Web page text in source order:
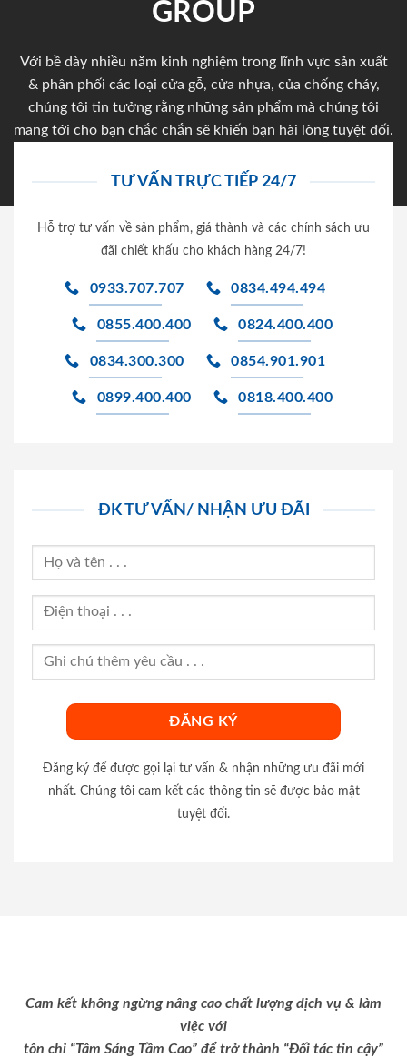
GROUP
Với bề dày nhiều năm kinh nghiệm trong lĩnh vực sản xuất
& phân phối các loại cửa gỗ, cửa nhựa, của chống cháy,
chúng tôi tin tưởng rằng những sản phẩm mà chúng tôi
mang tới cho bạn chắc chắn sẽ khiến bạn hài lòng tuyệt đối.
TƯ VẤN TRỰC TIẾP 24/7
Hỗ trợ tư vấn về sản phẩm, giá thành và các chính sách ưu
đãi chiết khấu cho khách hàng 24/7!
0933.707.707 0834.494.494
0855.400.400 0824.400.400
0834.300.300 0854.901.901
0899.400.400 0818.400.400
ĐK TƯ VẤN/ NHẬN ƯU ĐÃI
Đăng ký để được gọi lại tư vấn & nhận những ưu đãi mới
nhất. Chúng tôi cam kết các thông tin sẽ được bảo mật
tuyệt đối.
Cam kết không ngừng nâng cao chất lượng dịch vụ & làm
việc với
tôn chỉ “Tâm Sáng Tầm Cao” để trở thành “Đối tác tin cậy”